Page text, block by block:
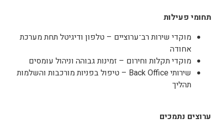
תחומי פעילות
מוקדי שירות רב־ערוציים – טלפון ודיגיטל תחת מערכת
אחודה
מוקדי תקלות וחירום – זמינות גבוהה וניהול עומסים
שירותי Back Office – טיפול בפניות מורכבות והשלמות
תהליך
ערוצים נתמכים